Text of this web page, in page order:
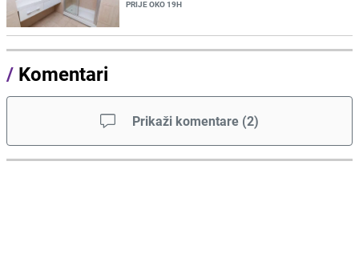
PRIJE OKO 19H
/ Komentari
Prikaži komentare (2)